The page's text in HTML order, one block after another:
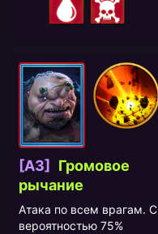
[A3]
Громовое
рычание
Атака по всем врагам. С
вероятностью 75%